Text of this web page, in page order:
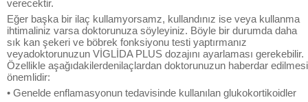
verecektir.
Eğer başka bir ilaç kullamyorsamz, kullandınız ise veya kullanma
ihtimaliniz varsa doktorunuza söyleyiniz. Böyle bir durumda daha
sık kan şekeri ve böbrek fonksiyonu testi yaptırmanız
veyadoktorunuzun VİGLİDA PLUS dozajını ayarlaması gerekebilir.
Özellikle aşağıdakilerdenilaçlardan doktorunuzun haberdar edilmesi
önemlidir:
• Genelde enflamasyonun tedavisinde kullanılan glukokortikoidler